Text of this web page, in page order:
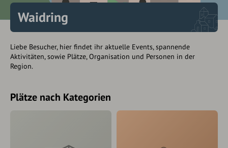
Waidring
Liebe Besucher, hier findet ihr aktuelle Events, spannende
Aktivitäten, sowie Plätze, Organisation und Personen in der
Region.
Plätze nach Kategorien